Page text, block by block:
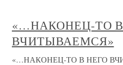
«…НАКОНЕЦ-ТО
ВЧИТЫВАЕМСЯ»
«…НАКОНЕЦ-ТО В НЕГО